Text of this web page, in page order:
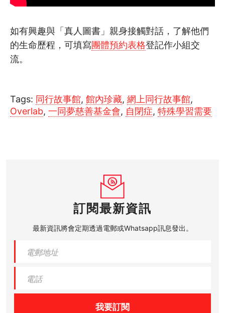
如有興趣與「真人圖書」親身接觸對話，了解他們
的生命歷程， 可填寫團體預約表格登記作小組交
流。
Tags: 同行故事館, 館內珍藏, 網上同行故事館,
Overlab, 一同夢慈善基金會, 自閉症, 特殊學習需要
訂閱最新資訊
最新資訊將會定期透過電郵或Whatsapp訊息發出。
我要訂閱